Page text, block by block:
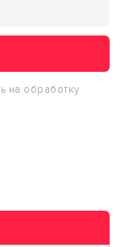
на обработку